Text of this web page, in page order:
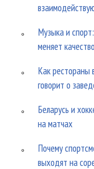
Музыка и
меняет
Как рестораны
говорит о
Беларусь и
на матчах
Почему
выходят на